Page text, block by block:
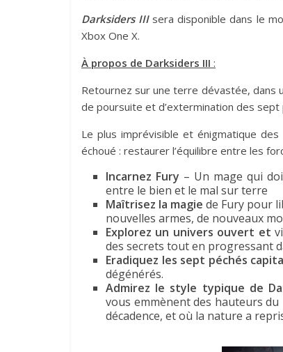
Darksiders IIIsera disponible dans le
Xbox One X.
À propos de Darksiders III :
Retournez sur une terre dévastée, dans
de poursuite et d’extermination des sept
Le plus imprévisible et énigmatique
échoué : restaurer l’équilibre entre les
Incarnez Fury – Un mage qui
entre le bien et le mal sur terre
Maîtrisez la magie de Fury pour
nouvelles armes, de nouveaux
Explorez un univers ouvert et
des secrets tout en progressant
Eradiquez les sept péchés
dégénérés.
Admirez le style typique de
vous emmènent des hauteurs du
décadence, et où la nature a